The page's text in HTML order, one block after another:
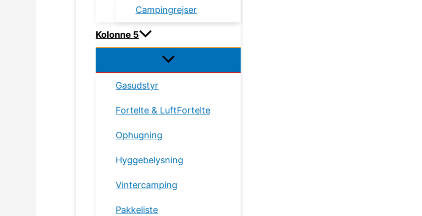
Campingrejser
Kolonne 5
Gasudstyr
Fortelte & LuftFortelte
Ophugning
Hyggebelysning
Vintercamping
Pakkeliste